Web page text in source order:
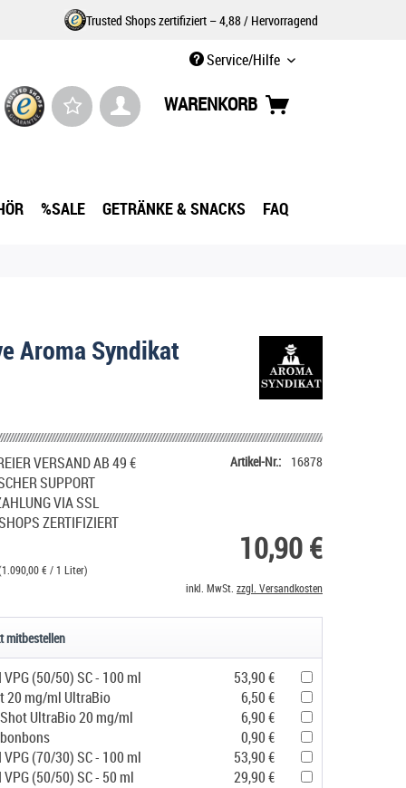
Trusted Shops zertifiziert – 4,88 / Hervorragend
Service/Hilfe
WARENKORB
%SALE GETRÄNKE & SNACKS FAQ
Aroma Syndikat
VERSAND AB 49 €
SUPPORT
VIA SSL
ZERTIFIZIERT
Artikel-Nr.: 16878
10,90 €
€ / 1 Liter)
inkl. MwSt. zzgl. Versandkosten
mitbestellen
(50/50) SC - 100 ml
53,90 €
20 mg/ml UltraBio
6,50 €
UltraBio 20 mg/ml
6,90 €
0,90 €
(70/30) SC - 100 ml
53,90 €
(50/50) SC - 50 ml
29,90 €